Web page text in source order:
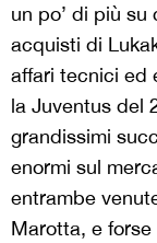
un po’ di più
acquisti di
affari tecnici ed
la Juventus del
grandissimi
enormi sul
entrambe
Marotta, e